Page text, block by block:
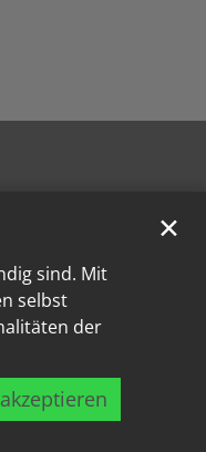
sind. Mit
selbst
der
✕